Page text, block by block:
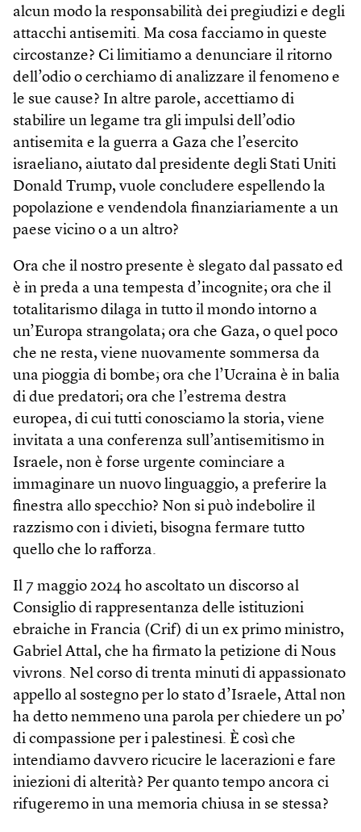
alcun modo la responsabilità dei pregiudizi e degli
attacchi antisemiti. Ma cosa facciamo in queste
circostanze? Ci limitiamo a denunciare il ritorno
dell’odio o cerchiamo di analizzare il fenomeno e
le sue cause? In altre parole, accettiamo di
stabilire un legame tra gli impulsi dell’odio
antisemita e la guerra a Gaza che l’esercito
israeliano, aiutato dal presidente degli Stati Uniti
Donald Trump, vuole concludere espellendo la
popolazione e vendendola finanziariamente a un
paese vicino o a un altro?
Ora che il nostro presente è slegato dal passato ed
è in preda a una tempesta d’incognite; ora che il
totalitarismo dilaga in tutto il mondo intorno a
un’Europa strangolata; ora che Gaza, o quel poco
che ne resta, viene nuovamente sommersa da
una pioggia di bombe; ora che l’Ucraina è in balia
di due predatori; ora che l’estrema destra
europea, di cui tutti conosciamo la storia, viene
invitata a una conferenza sull’antisemitismo in
Israele, non è forse urgente cominciare a
immaginare un nuovo linguaggio, a preferire la
finestra allo specchio? Non si può indebolire il
razzismo con i divieti, bisogna fermare tutto
quello che lo rafforza.
Il 7 maggio 2024 ho ascoltato un discorso al
Consiglio di rappresentanza delle istituzioni
ebraiche in Francia (Crif) di un ex primo ministro,
Gabriel Attal, che ha firmato la petizione di Nous
vivrons. Nel corso di trenta minuti di appassionato
appello al sostegno per lo stato d’Israele, Attal non
ha detto nemmeno una parola per chiedere un po’
di compassione per i palestinesi. È così che
intendiamo davvero ricucire le lacerazioni e fare
iniezioni di alterità? Per quanto tempo ancora ci
rifugeremo in una memoria chiusa in se stessa?